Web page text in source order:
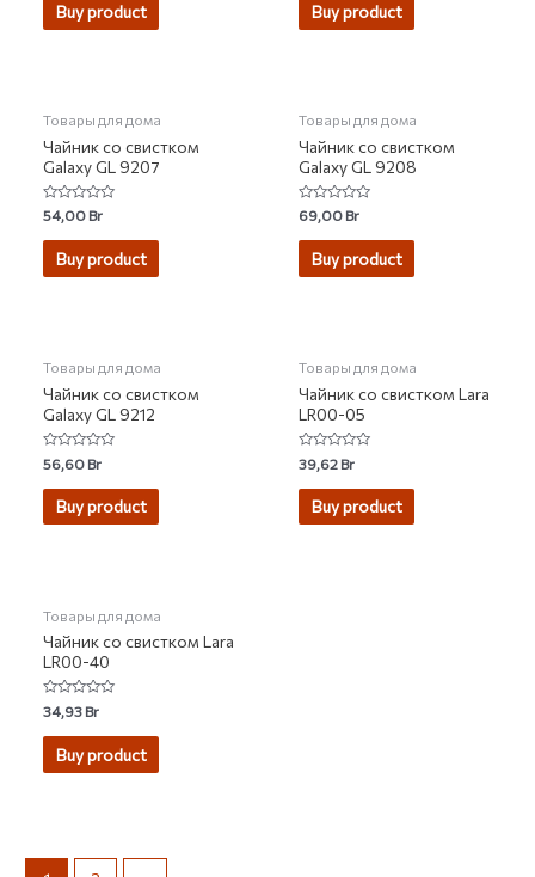
Buy product Buy product
Товары для дома
Чайник со свистком
Galaxy GL 9207
Rated
0
out
54,00Br
Buy product
Товары для дома
Чайник со свистком
Galaxy GL 9208
Rated
0
out
69,00Br
Buy product
Товары для дома
Чайник со свистком
Galaxy GL 9212
Rated
0
out
56,60Br
Buy product
Товары для дома
Чайник со свистком Lara
LR00-05
Rated
0
out
39,62Br
Buy product
Товары для дома
Чайник со свистком Lara
LR00-40
Rated
0
out
34,93Br
Buy product